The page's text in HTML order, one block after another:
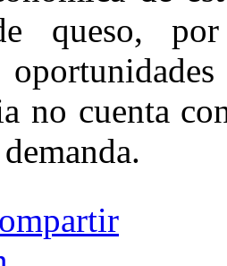
queso,
no cuenta